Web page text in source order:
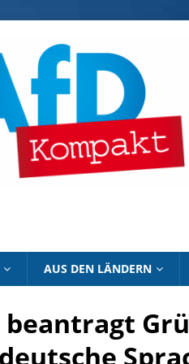
AUS DEN LÄNDERN
beantragt